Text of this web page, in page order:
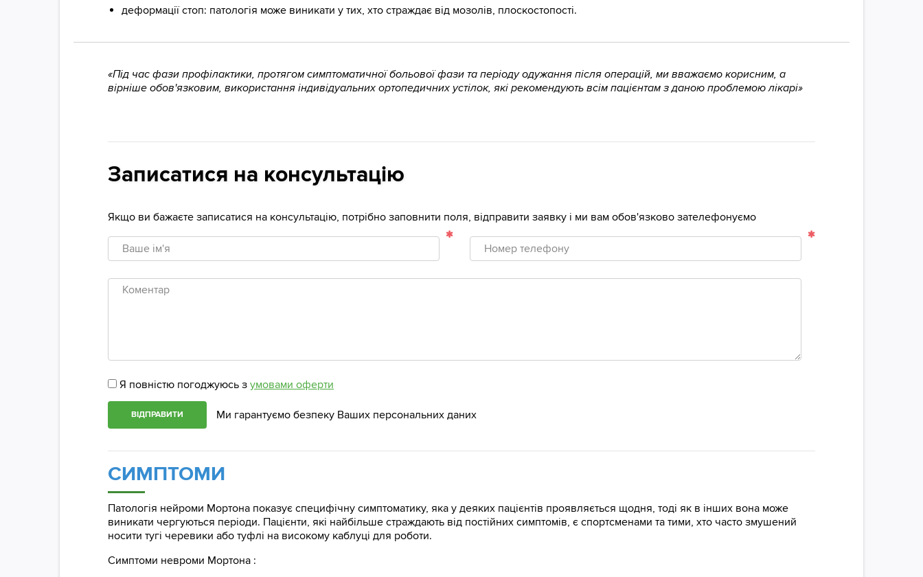
деформації стоп: патологія може виникати у тих, хто страждає від мозолів, плоскостопості.
«Під час фази профілактики, протягом симптоматичної больової фази та періоду одужання після операцій, ми вважаємо корисним, а
вірніше обов'язковим, використання індивідуальних ортопедичних устілок, які рекомендують всім пацієнтам з даною проблемою лікарі»
Записатися на консультацію
Якщо ви бажаєте записатися на консультацію, потрібно заповнити поля, відправити заявку і ми вам обов'язково зателефонуємо
Ваше
ім'я
Номер
телефону
Коментар
Я повністю погоджуюсь з умовами оферти
ВІДПРАВИТИ Ми гарантуємо безпеку Ваших персональних даних
СИМПТОМИ
Патологія нейроми Мортона показує специфічну симптоматику, яка у деяких пацієнтів проявляється щодня, тоді як в інших вона може
виникати чергуються періоди. Пацієнти, які найбільше страждають від постійних симптомів, є спортсменами та тими, хто часто змушений
носити тугі черевики або туфлі на високому каблуці для роботи.
Симптоми невроми Мортона :